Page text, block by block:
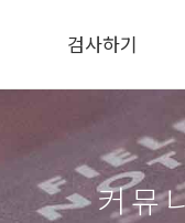
검사하기
커뮤